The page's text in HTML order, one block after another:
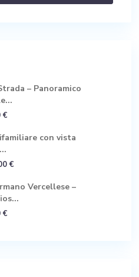
– Panoramico
€
con vista
€
Vercellese –
€